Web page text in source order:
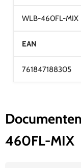
WLB-460FL-MIX
EAN
761847188305
460FL-MIX